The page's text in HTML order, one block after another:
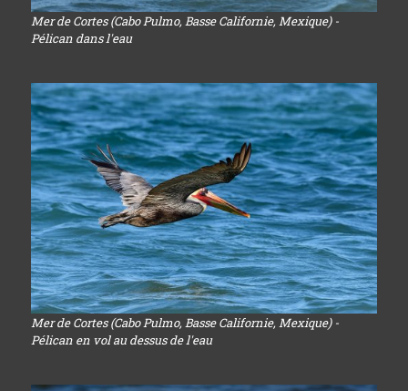
Mer de Cortes (Cabo Pulmo, Basse Californie, Mexique) -
Pélican dans l'eau
Mer de Cortes (Cabo Pulmo, Basse Californie, Mexique) -
Pélican en vol au dessus de l'eau